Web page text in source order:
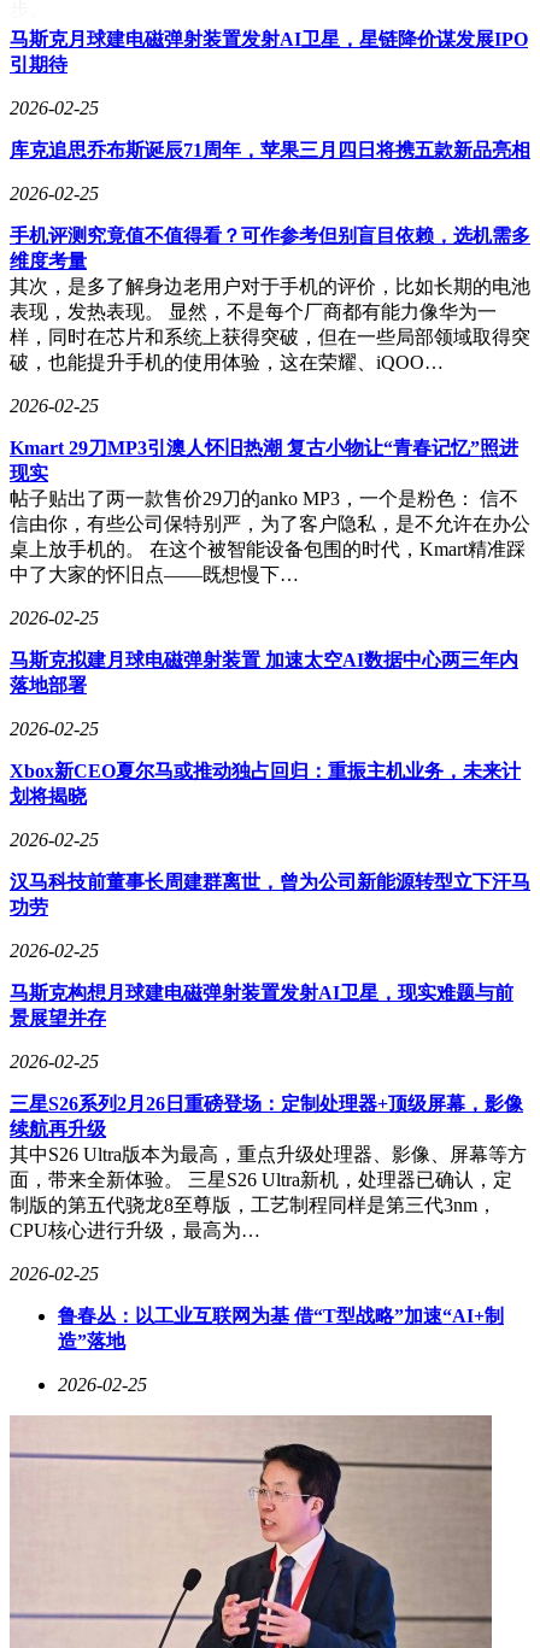
马斯克月球建电磁弹射装置发射AI卫星，星链降价谋发展IPO
引期待
2026-02-25
库克追思乔布斯诞辰71周年，苹果三月四日将携五款新品亮相
2026-02-25
手机评测究竟值不值得看？可作参考但别盲目依赖，选机需多
维度考量
其次，是多了解身边老用户对于手机的评价，比如长期的电池
表现，发热表现。 显然，不是每个厂商都有能力像华为一
样，同时在芯片和系统上获得突破，但在一些局部领域取得突
破，也能提升手机的使用体验，这在荣耀、iQOO…
2026-02-25
Kmart 29刀MP3引澳人怀旧热潮 复古小物让“青春记忆”照进
现实
帖子贴出了两一款售价29刀的anko MP3，一个是粉色： 信不
信由你，有些公司保特别严，为了客户隐私，是不允许在办公
桌上放手机的。 在这个被智能设备包围的时代，Kmart精准踩
中了大家的怀旧点——既想慢下…
2026-02-25
马斯克拟建月球电磁弹射装置 加速太空AI数据中心两三年内
落地部署
2026-02-25
Xbox新CEO夏尔马或推动独占回归：重振主机业务，未来计
划将揭晓
2026-02-25
汉马科技前董事长周建群离世，曾为公司新能源转型立下汗马
功劳
2026-02-25
马斯克构想月球建电磁弹射装置发射AI卫星，现实难题与前
景展望并存
2026-02-25
三星S26系列2月26日重磅登场：定制处理器+顶级屏幕，影像
续航再升级
其中S26 Ultra版本为最高，重点升级处理器、影像、屏幕等方
面，带来全新体验。 三星S26 Ultra新机，处理器已确认，定
制版的第五代骁龙8至尊版，工艺制程同样是第三代3nm，
CPU核心进行升级，最高为…
2026-02-25
鲁春丛：以工业互联网为基 借“T型战略”加速“AI+制
造”落地
2026-02-25